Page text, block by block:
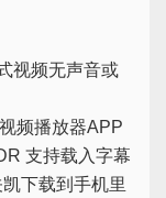
视频无声音或
频播放器APP
支持载入字幕
下载到手机里